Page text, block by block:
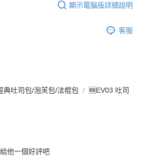
顯示電腦版詳細說明
客服
典吐司包/泡芙包/法棍包
🆕EV03 吐司
他一個好評吧